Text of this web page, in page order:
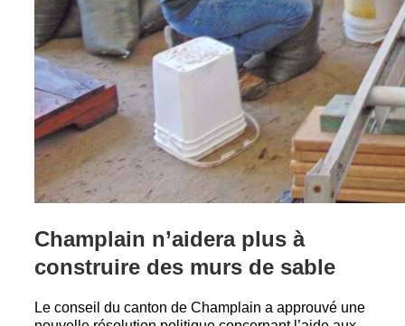
Champlain n’aidera plus à
construire des murs de sable
Le conseil du canton de Champlain a approuvé une